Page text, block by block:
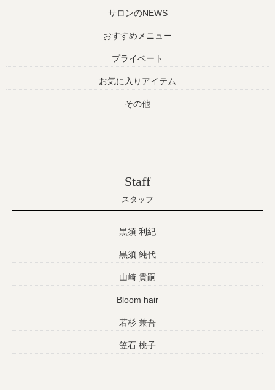
サロンのNEWS
おすすめメニュー
プライベート
お気に入りアイテム
その他
Staff
スタッフ
黒須 利紀
黒須 純代
山崎 貴嗣
Bloom hair
若杉 兼吾
笠石 桃子